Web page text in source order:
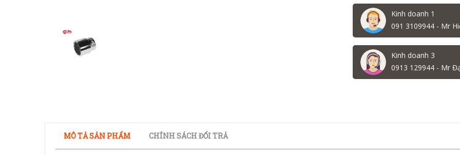
Kinh doanh 1
091 3109944 - Mr
Kinh doanh 3
0913 129944 - Mr
MÔ TẢ SẢN PHẨM CHÍNH SÁCH ĐỔI TRẢ